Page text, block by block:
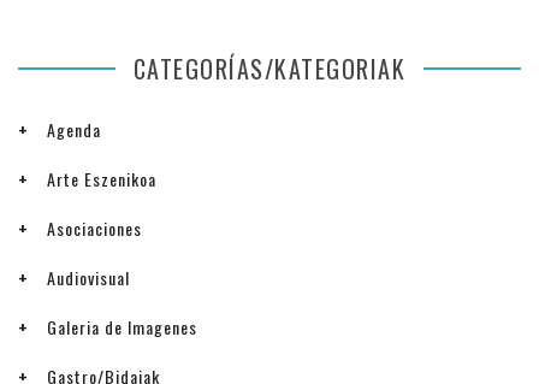
CATEGORÍAS/KATEGORIAK
Agenda
Arte Eszenikoa
Asociaciones
Audiovisual
Galeria de Imagenes
Gastro/Bidaiak